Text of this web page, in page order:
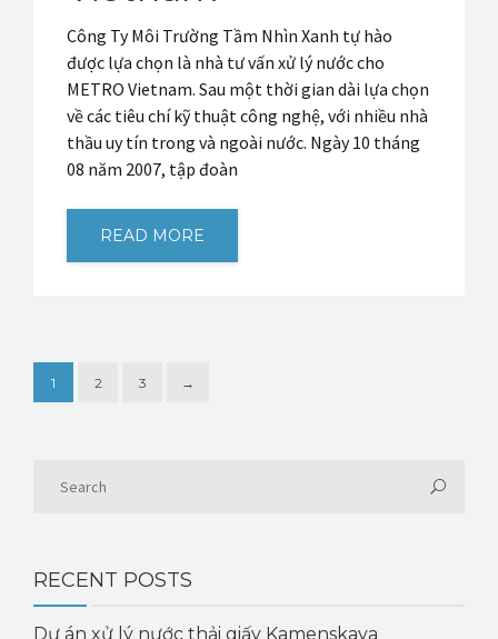
Công Ty Môi Trường Tầm Nhìn Xanh tự hào
được lựa chọn là nhà tư vấn xử lý nước cho
METRO Vietnam. Sau một thời gian dài lựa chọn
về các tiêu chí kỹ thuật công nghệ, với nhiều nhà
thầu uy tín trong và ngoài nước. Ngày 10 tháng
08 năm 2007, tập đoàn
READ MORE
1 2 3 →
RECENT POSTS
Dự án xử lý nước thải giấy Kamenskaya